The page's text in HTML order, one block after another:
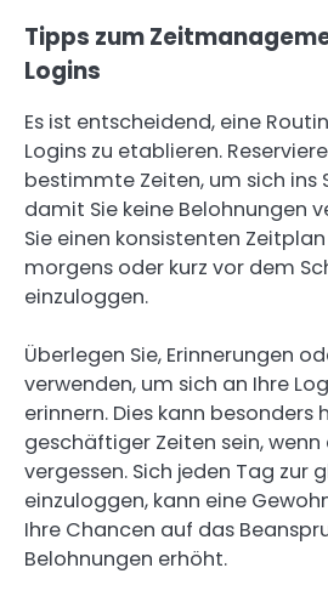
Tipps zum
Logins
Es ist entscheidend, eine
Logins zu etablieren.
bestimmte Zeiten, um sich ins
damit Sie keine Belohnungen
Sie einen konsistenten Zeitplan
morgens oder kurz vor dem
einzuloggen.
Überlegen Sie, Erinnerungen
verwenden, um sich an Ihre
erinnern. Dies kann besonders
geschäftiger Zeiten sein, wenn
vergessen. Sich jeden Tag zur
einzuloggen, kann eine
Ihre Chancen auf das
Belohnungen erhöht.